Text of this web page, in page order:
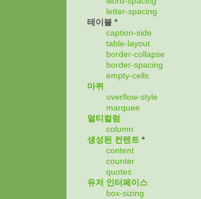
letter-spacing
테이블 *
caption-side
table-layout
border-collapse
border-spacing
empty-cells
마퀴
overflow-style
marquee
멀티컬럼
column
생성된 컨텐트 *
content
counter
quotes
유저 인터페이스
box-sizing